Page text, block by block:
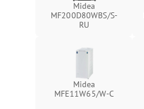
Midea
MF200D80WBS/S-
RU
Midea
MFE11W65/W-C